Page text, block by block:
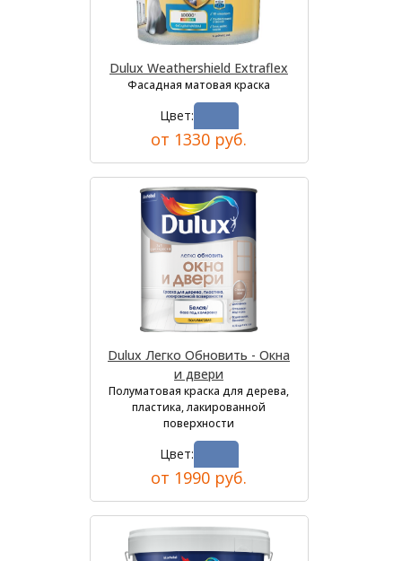
Dulux Weathershield Extraflex
Фасадная матовая краска
Цвет:
от 1330 руб.
Dulux Легко Обновить - Окна
и двери
Полуматовая краска для дерева,
пластика, лакированной
поверхности
Цвет:
от 1990 руб.